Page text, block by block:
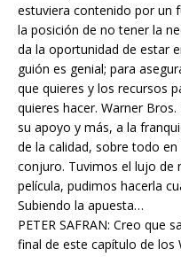
estuviera contenido por un
la posición de no tener la
da la oportunidad de estar
guión es genial; para
que quieres y los recursos
quieres hacer. Warner
su apoyo y más, a la
de la calidad, sobre todo
conjuro. Tuvimos el lujo de
película, pudimos hacerla
Subiendo la apuesta…
PETER SAFRAN: Creo que
final de este capítulo de los